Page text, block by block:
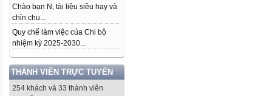
Chào bạn N, tài liệu siêu hay và
chỉn chu...
Quy chế làm việc của Chi bộ
nhiệm kỳ 2025-2030...
THÀNH VIÊN TRỰC TUYẾN
254 khách và 33 thành viên